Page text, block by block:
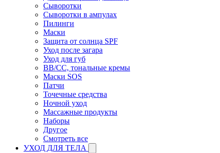
Сыворотки
Сыворотки в ампулах
Пилинги
Маски
Защита от солнца SPF
Уход после загара
Уход для губ
BB/CC, тональные кремы
Маски SOS
Патчи
Точечные средства
Ночной уход
Массажные продукты
Наборы
Другое
Смотреть все
УХОД ДЛЯ ТЕЛА